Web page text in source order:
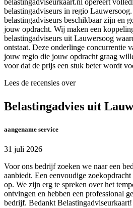
belastingadviseurs in regio
belastingadviseurs beschikbaar zijn en
jouw opdracht. Wij maken een
belastingadviseurs uit Lauwersoog
ontstaat. Deze onderlinge concurrentie
jouw regio die jouw opdracht graag
voor dat de prijs een stuk beter wordt
Lees de recensies over
Belastingadvies uit
aangename service
31 juli 2026
Voor ons bedrijf zoeken we naar een
aanbiedt. Een eenvoudige
op. We zijn erg te spreken over het
ontvingen en hebben een professional
bedrijf. Bedankt Belastingadviseurkaart!